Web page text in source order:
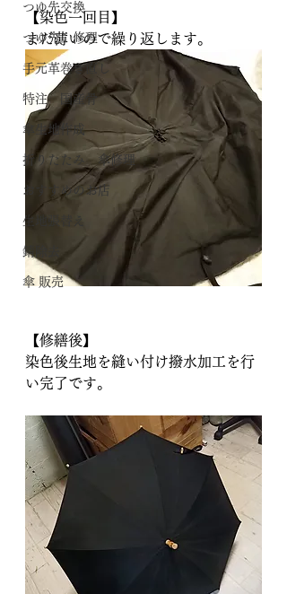
つゆ先交換
つゆ先 修理
手元革巻き直し
特注 国産骨
傘生地作成
折りたたみ 傘修理
おすすめのお店
生地張替え
錆除去
傘 販売
【染色一回目】
まだ薄いので繰り返します。
【修繕後】
染色後生地を縫い付け撥水加工を行
い完了です。